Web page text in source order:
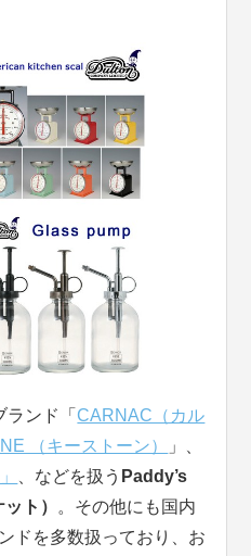
ランド「CARNAC（カル
（キーストーン）
」、
、などを扱う Paddy’s
ト） 。その他にも国内
ドを多数扱っており、お